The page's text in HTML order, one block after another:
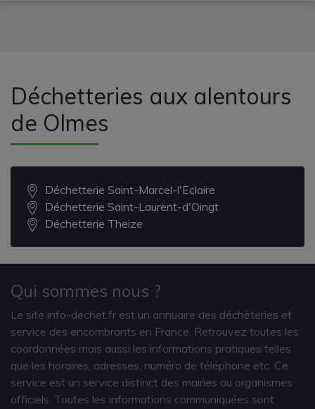
Déchetteries aux alentours
de Olmes
Déchetterie Saint-Marcel-l'Eclaire
Déchetterie Saint-Laurent-d'Oingt
Déchetterie Theize
Qui sommes nous ?
Le site info-dechet.fr est un annuaire des déchèteries et
service des encombrants en France. Retrouvez toutes les
coordonnées mais aussi les informations pratiques telles
que les horaires, adresses, numéro de téléphone etc. Ce
service est un service distinct des mairies ou organismes
officiels. Toutes les informations communiquées sont